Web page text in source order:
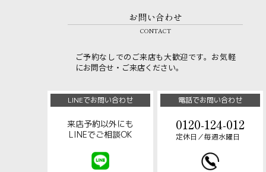
お問い合わせ
CONTACT
ご予約なしでのご来店も大歓迎です。お気軽
にお問合せ・ご来店ください。
LINEでお問い合わせ
来店予約以外にも
LINEでご相談OK
電話でお問い合わせ
0120-124-012
定休日／毎週水曜日